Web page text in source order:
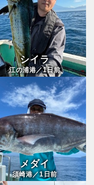
シイラ
江の浦港／1日前
メダイ
須崎港／1日前